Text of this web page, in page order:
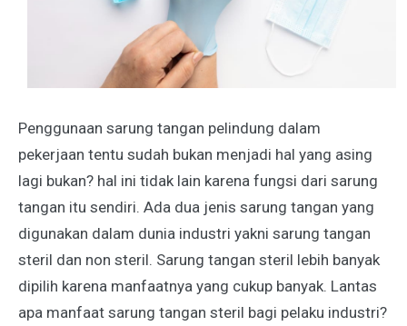
Penggunaan sarung tangan pelindung dalam
pekerjaan tentu sudah bukan menjadi hal yang asing
lagi bukan? hal ini tidak lain karena fungsi dari sarung
tangan itu sendiri. Ada dua jenis sarung tangan yang
digunakan dalam dunia industri yakni sarung tangan
steril dan non steril. Sarung tangan steril lebih banyak
dipilih karena manfaatnya yang cukup banyak. Lantas
apa manfaat sarung tangan steril bagi pelaku industri?